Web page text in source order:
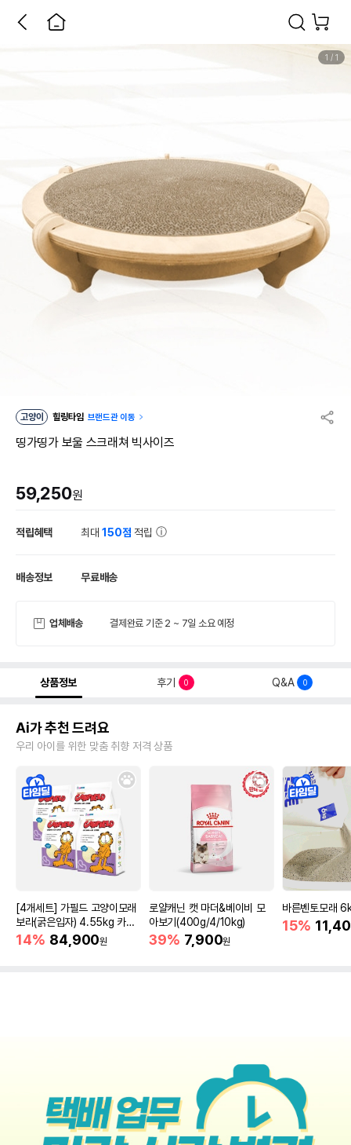
1 / 1
고양이 힐링타임 브랜드관 이동
띵가띵가 보울 스크래쳐 빅사이즈
59,250원
적립혜택 최대150점 적립
배송정보 무료배송
업체배송 결제완료 기준 2 ~ 7일 소요 예정
상품정보 후기 0 Q&A 0
Ai가 추천 드려요
우리 아이를 위한 맞춤 취향 저격 상품
[4개세트] 가필드 고양이모래
보라(굵은입자) 4.55kg 카사
바모래
14% 84,900원
로얄캐닌 캣 마더&베이비 모
아보기(400g/4/10kg)
39% 7,900원
바른벤토모래
15%